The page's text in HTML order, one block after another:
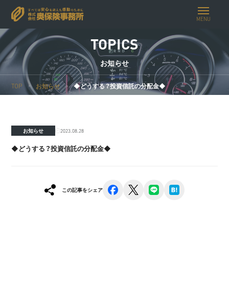
MENU
TOPICS
お知らせ
TOP お知らせ ◆どうする？投資信託の分配金◆
お知らせ 2023.08.28
◆どうする？投資信託の分配金◆
この記事をシェア facebook line